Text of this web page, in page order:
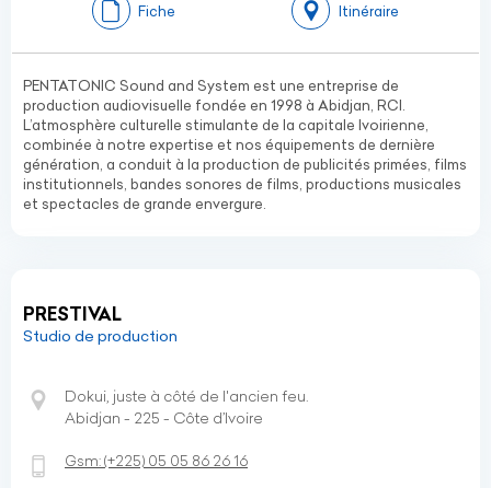
Fiche Itinéraire
PENTATONIC Sound and System est une entreprise de
production audiovisuelle fondée en 1998 à Abidjan, RCI.
L’atmosphère culturelle stimulante de la capitale Ivoirienne,
combinée à notre expertise et nos équipements de dernière
génération, a conduit à la production de publicités primées, films
institutionnels, bandes sonores de films, productions musicales
et spectacles de grande envergure.
PRESTIVAL
Studio de production
Dokui, juste à côté de l'ancien feu.
Abidjan - 225 - Côte d’Ivoire
Gsm:(+225) 05 05 86 26 16